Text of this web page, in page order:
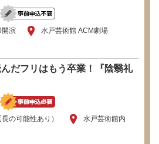
演
水戸芸術館 ACM劇場
だフリはもう卒業！『陰翳礼
の可能性あり）
水戸芸術館内